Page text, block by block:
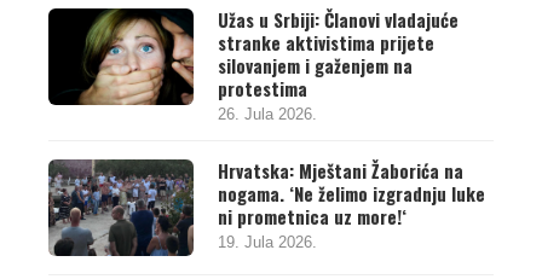
Užas u Srbiji: Članovi vladajuće
stranke aktivistima prijete
silovanjem i gaženjem na
protestima
26. Jula 2026.
Hrvatska: Mještani Žaborića na
nogama. ‘Ne želimo izgradnju luke
ni prometnica uz more!‘
19. Jula 2026.